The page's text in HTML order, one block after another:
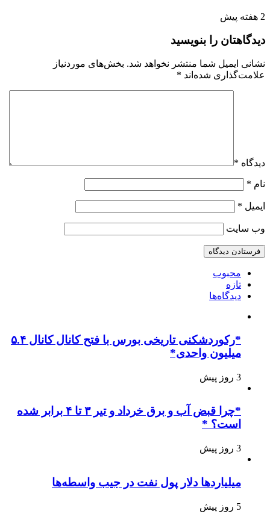
2 هفته پیش
دیدگاهتان را بنویسید
نشانی ایمیل شما منتشر نخواهد شد. بخش‌های موردنیاز
علامت‌گذاری شده‌اند *
دیدگاه *
نام *
ایمیل *
وب‌ سایت
محبوب
تازه
دیدگاه‌ها
*رکوردشکنی تاریخی بورس با فتح کانال کانال ۵.۴
میلیون واحدی*
3 روز پیش
*چرا قبض آب و برق خرداد و تیر ۳ تا ۴ برابر شده
است؟ *
3 روز پیش
میلیاردها دلار پول نفت در جیب واسطه‌ها
5 روز پیش